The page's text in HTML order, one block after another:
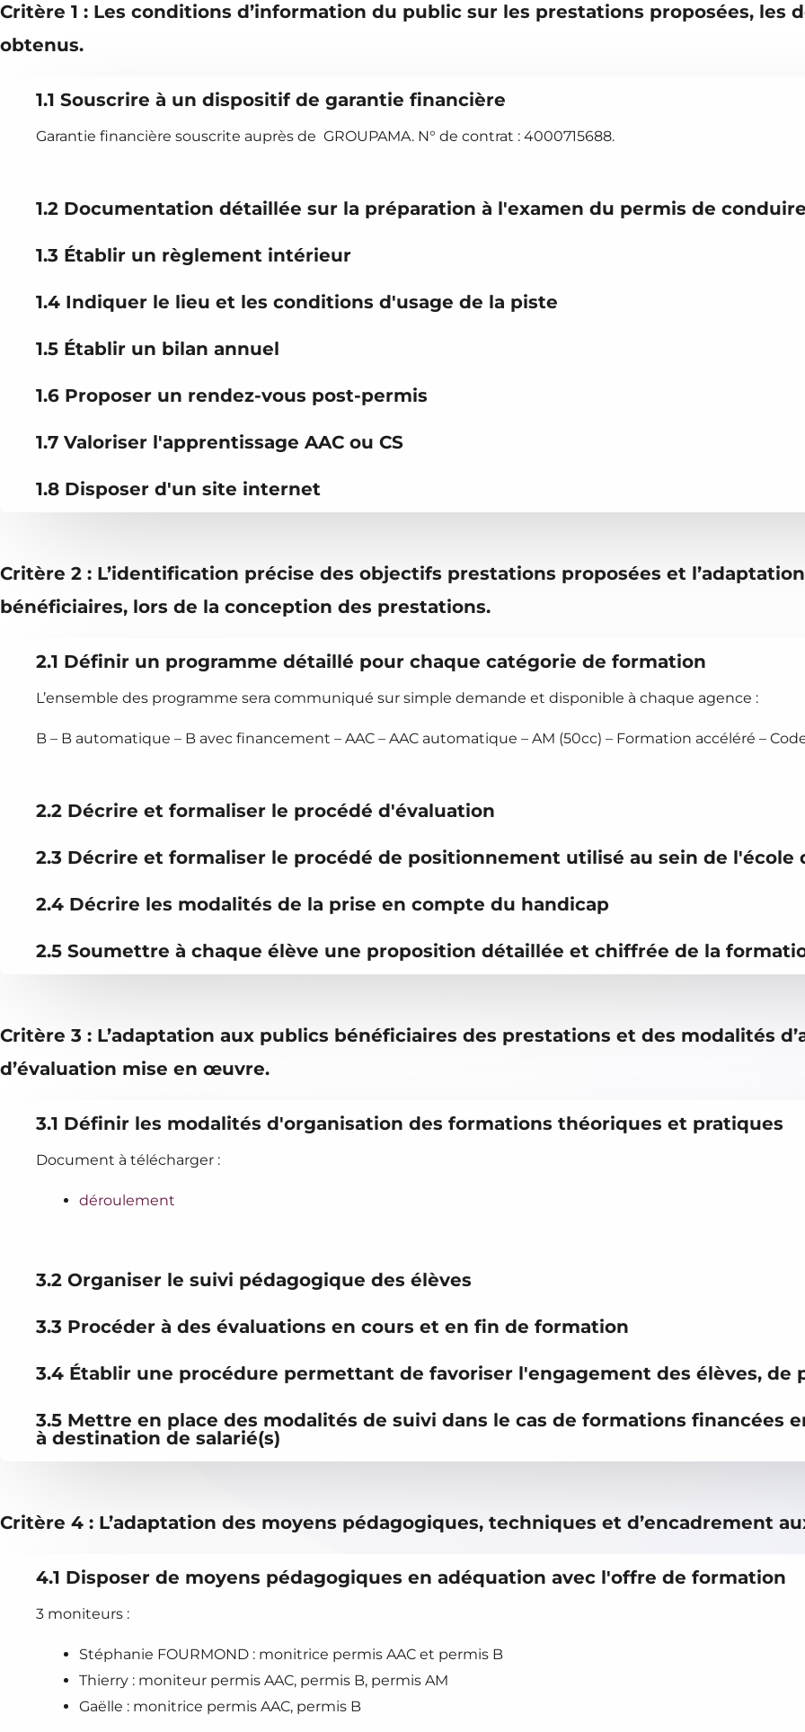
Critère 1 : Les conditions d’information du public sur les prestations proposées, les
obtenus.
1.1 Souscrire à un dispositif de garantie financière
Garantie financière souscrite auprès de GROUPAMA. N° de contrat : 4000715688.
1.2 Documentation détaillée sur la préparation à l'examen du permis de
1.3 Établir un règlement intérieur
1.4 Indiquer le lieu et les conditions d'usage de la piste
1.5 Établir un bilan annuel
1.6 Proposer un rendez-vous post-permis
1.7 Valoriser l'apprentissage AAC ou CS
1.8 Disposer d'un site internet
Critère 2 : L’identification précise des objectifs prestations proposées et
bénéficiaires, lors de la conception des prestations.
2.1 Définir un programme détaillé pour chaque catégorie de formation
L’ensemble des programme sera communiqué sur simple demande et disponible à chaque agence :
B – B automatique – B avec financement – AAC – AAC automatique – AM (50cc) – Formation accéléré –
2.2 Décrire et formaliser le procédé d'évaluation
2.3 Décrire et formaliser le procédé de positionnement utilisé au sein de l'école
2.4 Décrire les modalités de la prise en compte du handicap
2.5 Soumettre à chaque élève une proposition détaillée et chiffrée de la
Critère 3 : L’adaptation aux publics bénéficiaires des prestations et des modalités
d’évaluation mise en œuvre.
3.1 Définir les modalités d'organisation des formations théoriques et pratiques
Document à télécharger :
déroulement
3.2 Organiser le suivi pédagogique des élèves
3.3 Procéder à des évaluations en cours et en fin de formation
3.4 Établir une procédure permettant de favoriser l'engagement des élèves, de
3.5 Mettre en place des modalités de suivi dans le cas de formations financées
à destination de salarié(s)
Critère 4 : L’adaptation des moyens pédagogiques, techniques et d’encadrement
4.1 Disposer de moyens pédagogiques en adéquation avec l'offre de formation
3 moniteurs :
Stéphanie FOURMOND : monitrice permis AAC et permis B
Thierry : moniteur permis AAC, permis B, permis AM
Gaëlle : monitrice permis AAC, permis B